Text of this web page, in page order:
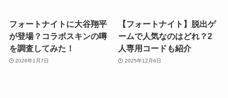
フォートナイトに大谷翔平
が登場？コラボスキンの噂
を調査してみた！
2026年1月7日
【フォートナイト】脱出ゲ
ームで人気なのはどれ？2
人専用コードも紹介
2025年12月6日